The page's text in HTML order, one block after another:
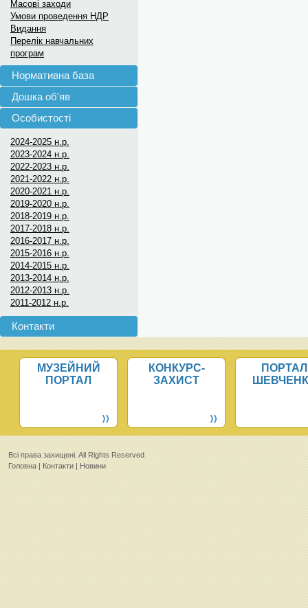
Масові заходи
Умови проведення НДР
Видання
Перелік навчальних
програм
Нормативна база
Дошка об'яв
Особистості
2024-2025 н.р.
2023-2024 н.р.
2022-2023 н.р.
2021-2022 н.р.
2020-2021 н.р.
2019-2020 н.р.
2018-2019 н.р.
2017-2018 н.р.
2016-2017 н.р.
2015-2016 н.р.
2014-2015 н.р.
2013-2014 н.р.
2012-2013 н.р.
2011-2012 н.р.
Контакти
МУЗЕЙНИЙ
ПОРТАЛ
КОНКУРС-
ЗАХИСТ
ПОРТАЛ
Всi права захищенi. All Rights Reserved
Головна | Контакти | Новини